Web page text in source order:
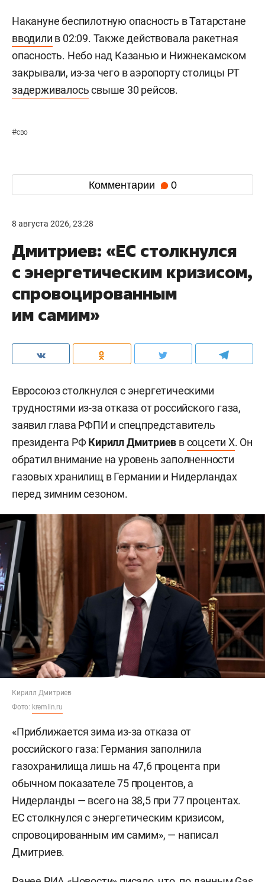
Накануне беспилотную опасность в Татарстане
вводили в 02:09. Также действовала ракетная
опасность. Небо над Казанью и Нижнекамском
закрывали, из-за чего в аэропорту столицы РТ
задерживалосьсвыше 30 рейсов.
#сво
Комментарии 0
8 августа 2026, 23:28
Дмитриев: «ЕС столкнулся
с энергетическим кризисом,
спровоцированным
им самим»
Евросоюз столкнулся с энергетическими
трудностями из-за отказа от российского газа,
заявил глава РФПИ и спецпредставитель
президента РФКирилл Дмитриев всоцсети X. Он
обратил внимание на уровень заполненности
газовых хранилищ в Германии и Нидерландах
перед зимним сезоном.
Кирилл Дмитриев
Фото: kremlin.ru
«Приближается зима из-за отказа от
российского газа: Германия заполнила
газохранилища лишь на 47,6 процента при
обычном показателе 75 процентов, а
Нидерланды — всего на 38,5 при 77 процентах.
ЕС столкнулся с энергетическим кризисом,
спровоцированным им самим», — написал
Дмитриев.